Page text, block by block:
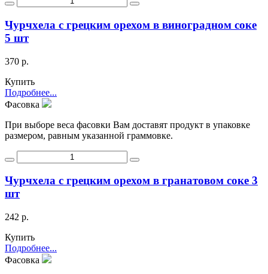
Чурчхела с грецким орехом в виноградном соке
5 шт
370 р.
Купить
Подробнее...
Фасовка
При выборе веса фасовки Вам доставят продукт в упаковке
размером, равным указанной граммовке.
Чурчхела с грецким орехом в гранатовом соке 3
шт
242 р.
Купить
Подробнее...
Фасовка